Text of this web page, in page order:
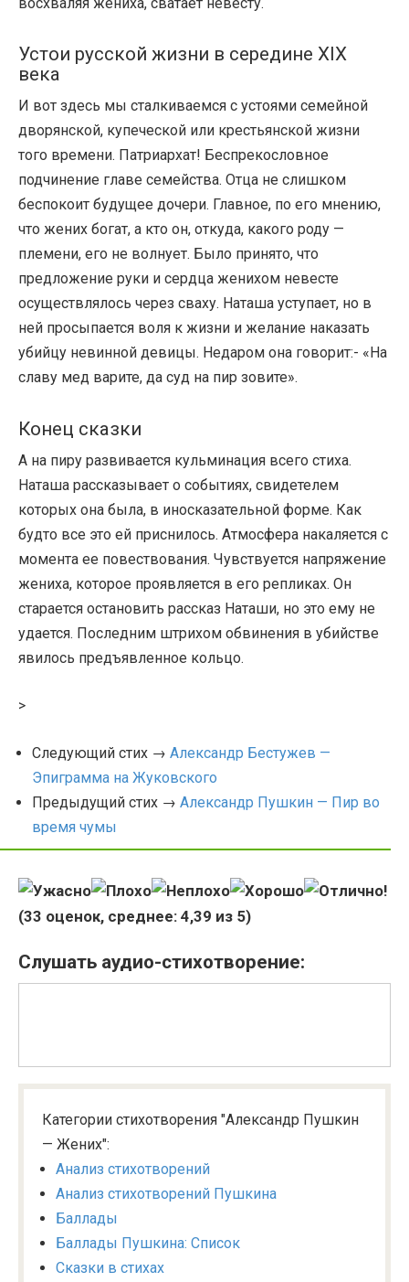
Устои русской жизни в середине XIX
века
И вот здесь мы сталкиваемся с устоями семейной
дворянской, купеческой или крестьянской жизни
того времени. Патриархат! Беспрекословное
подчинение главе семейства. Отца не слишком
беспокоит будущее дочери. Главное, по его мнению,
что жених богат, а кто он, откуда, какого роду —
племени, его не волнует. Было принято, что
предложение руки и сердца женихом невесте
осуществлялось через сваху. Наташа уступает, но в
ней просыпается воля к жизни и желание наказать
убийцу невинной девицы. Недаром она говорит:- «На
славу мед варите, да суд на пир зовите».
Конец сказки
А на пиру развивается кульминация всего стиха.
Наташа рассказывает о событиях, свидетелем
которых она была, в иносказательной форме. Как
будто все это ей приснилось. Атмосфера накаляется с
момента ее повествования. Чувствуется напряжение
жениха, которое проявляется в его репликах. Он
старается остановить рассказ Наташи, но это ему не
удается. Последним штрихом обвинения в убийстве
явилось предъявленное кольцо.
>
Следующий стих → Александр Бестужев —
Эпиграмма на Жуковского
Предыдущий стих → Александр Пушкин — Пир во
время чумы
(33 оценок, среднее: 4,39 из 5)
Слушать аудио-стихотворение:
Категории стихотворения "Александр Пушкин
— Жених":
Анализ стихотворений
Анализ стихотворений Пушкина
Баллады
Баллады Пушкина: Список
Сказки в стихах